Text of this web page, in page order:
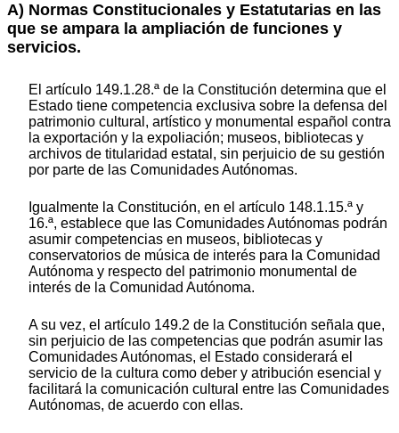
A) Normas Constitucionales y Estatutarias en las
que se ampara la ampliación de funciones y
servicios.
El artículo 149.1.28.ª de la Constitución determina que el
Estado tiene competencia exclusiva sobre la defensa del
patrimonio cultural, artístico y monumental español contra
la exportación y la expoliación; museos, bibliotecas y
archivos de titularidad estatal, sin perjuicio de su gestión
por parte de las Comunidades Autónomas.
Igualmente la Constitución, en el artículo 148.1.15.ª y
16.ª, establece que las Comunidades Autónomas podrán
asumir competencias en museos, bibliotecas y
conservatorios de música de interés para la Comunidad
Autónoma y respecto del patrimonio monumental de
interés de la Comunidad Autónoma.
A su vez, el artículo 149.2 de la Constitución señala que,
sin perjuicio de las competencias que podrán asumir las
Comunidades Autónomas, el Estado considerará el
servicio de la cultura como deber y atribución esencial y
facilitará la comunicación cultural entre las Comunidades
Autónomas, de acuerdo con ellas.